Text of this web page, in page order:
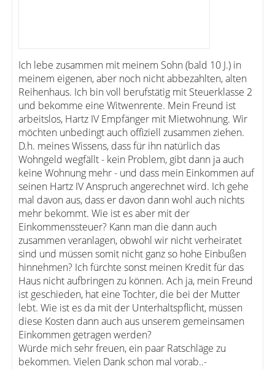
Ich lebe zusammen mit meinem Sohn (bald 10 J.) in
meinem eigenen, aber noch nicht abbezahlten, alten
Reihenhaus. Ich bin voll berufstätig mit Steuerklasse 2
und bekomme eine Witwenrente. Mein Freund ist
arbeitslos, Hartz IV Empfänger mit Mietwohnung. Wir
möchten unbedingt auch offiziell zusammen ziehen.
D.h. meines Wissens, dass für ihn natürlich das
Wohngeld wegfällt - kein Problem, gibt dann ja auch
keine Wohnung mehr - und dass mein Einkommen auf
seinen Hartz IV Anspruch angerechnet wird. Ich gehe
mal davon aus, dass er davon dann wohl auch nichts
mehr bekommt. Wie ist es aber mit der
Einkommenssteuer? Kann man die dann auch
zusammen veranlagen, obwohl wir nicht verheiratet
sind und müssen somit nicht ganz so hohe Einbußen
hinnehmen? Ich fürchte sonst meinen Kredit für das
Haus nicht aufbringen zu können. Ach ja, mein Freund
ist geschieden, hat eine Tochter, die bei der Mutter
lebt. Wie ist es da mit der Unterhaltspflicht, müssen
diese Kosten dann auch aus unserem gemeinsamen
Einkommen getragen werden?
Würde mich sehr freuen, ein paar Ratschläge zu
bekommen. Vielen Dank schon mal vorab..-